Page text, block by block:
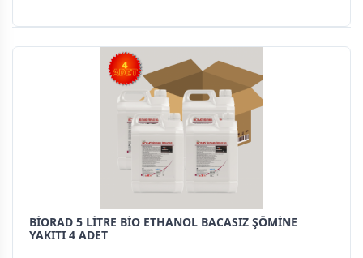
BİORAD 5 LİTRE BİO ETHANOL BACASIZ ŞÖMİNE
YAKITI 4 ADET